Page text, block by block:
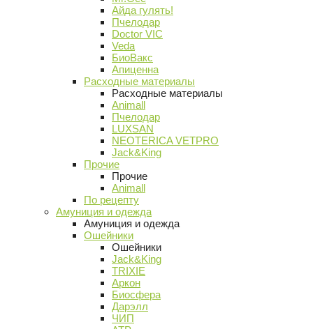
Айда гулять!
Пчелодар
Doctor VIC
Veda
БиоВакс
Апиценна
Расходные материалы
Расходные материалы
Animall
Пчелодар
LUXSAN
NEOTERICA VETPRO
Jack&King
Прочие
Прочие
Animall
По рецепту
Амуниция и одежда
Амуниция и одежда
Ошейники
Ошейники
Jack&King
TRIXIE
Аркон
Биосфера
Дарэлл
ЧИП